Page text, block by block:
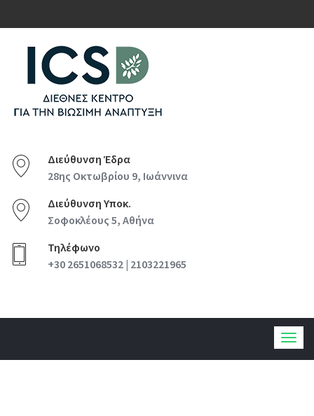
Διεύθυνση Έδρα
28ης Οκτωβρίου 9, Ιωάννινα
Διεύθυνση Υποκ.
Σοφοκλέους 5, Αθήνα
Τηλέφωνο
+30 2651068532 | 2103221965